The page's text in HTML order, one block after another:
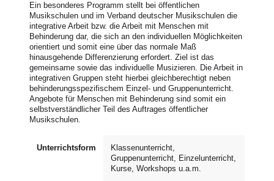
Ein besonderes Programm stellt bei öffentlichen
Musikschulen und im Verband deutscher Musikschulen die
integrative Arbeit bzw. die Arbeit mit Menschen mit
Behinderung dar, die sich an den individuellen Möglichkeiten
orientiert und somit eine über das normale Maß
hinausgehende Differenzierung erfordert. Ziel ist das
gemeinsame sowie das individuelle Musizieren. Die Arbeit in
integrativen Gruppen steht hierbei gleichberechtigt neben
behinderungsspezifischem Einzel- und Gruppenunterricht.
Angebote für Menschen mit Behinderung sind somit ein
selbstverständlicher Teil des Auftrages öffentlicher
Musikschulen.
Unterrichtsform
Klassenunterricht,
Gruppenunterricht, Einzelunterricht,
Kurse, Workshops u.a.m.